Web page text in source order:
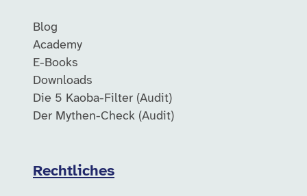
Blog
Academy
E-Books
Downloads
Die 5 Kaoba-Filter (Audit)
Der Mythen-Check (Audit)
Rechtliches